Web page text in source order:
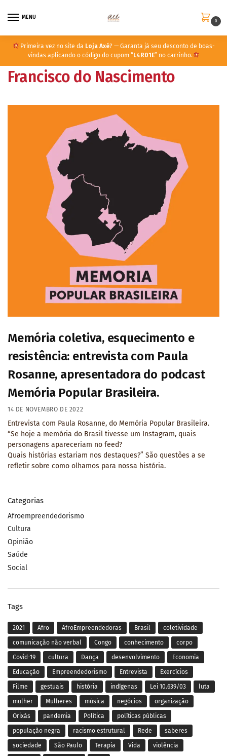
MENU
0
Primeira vez no site da Loja Axé? — Garanta já seu desconto de boas-
vindas aplicando o código do cupom “ L4R01E” no carrinho.
Francisco do Nascimento
Memória coletiva, esquecimento e
resistência: entrevista com Paula
Rosanne, apresentadora do podcast
Memória Popular Brasileira.
14 DE NOVEMBRO DE 2022
Entrevista com Paula Rosanne, do Memória Popular Brasileira.
“Se hoje a memória do Brasil tivesse um Instagram, quais
personagens apareceriam no feed?
Quais histórias estariam nos destaques?” São questões a se
refletir sobre como olhamos para nossa história.
Categorias
Afroempreendedorismo
Cultura
Opinião
Saúde
Social
Tags
2021 Afro AfroEmpreendedoras Brasil coletividade
comunicação não verbal Congo conhecimento corpo
Covid-19 cultura Dança desenvolvimento Economia
Educação Empreendedorismo Entrevista Exercícios
Filme gestuais história indígenas Lei 10.639/03 luta
mulher Mulheres música negócios organização
Orixás pandemia Política políticas públicas
população negra racismo estrutural Rede saberes
sociedade São Paulo Terapia Vida violência